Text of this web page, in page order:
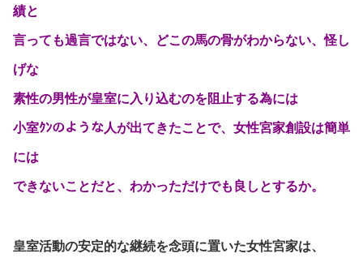
績と
言っても過言ではない、どこの馬の骨がわからない、怪し
げな
素性の男性が皇室に入り込むのを阻止する為には
小室ｸﾝのような人が出てきたことで、女性宮家創設は簡単
には
できないことだと、わかっただけでも良しとするか。
皇室活動の安定的な継続を念頭に置いた女性宮家は、